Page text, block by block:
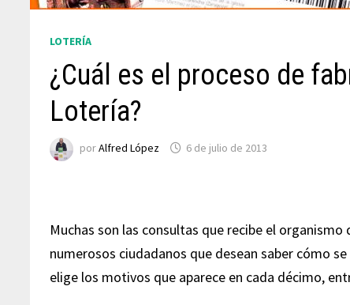
LOTERÍA
¿Cuál es el proceso de
Lotería?
porAlfred López 6 de julio de 2013
Muchas son las consultas que recibe el
numerosos ciudadanos que desean saber cómo
elige los motivos que aparece en cada décimo,